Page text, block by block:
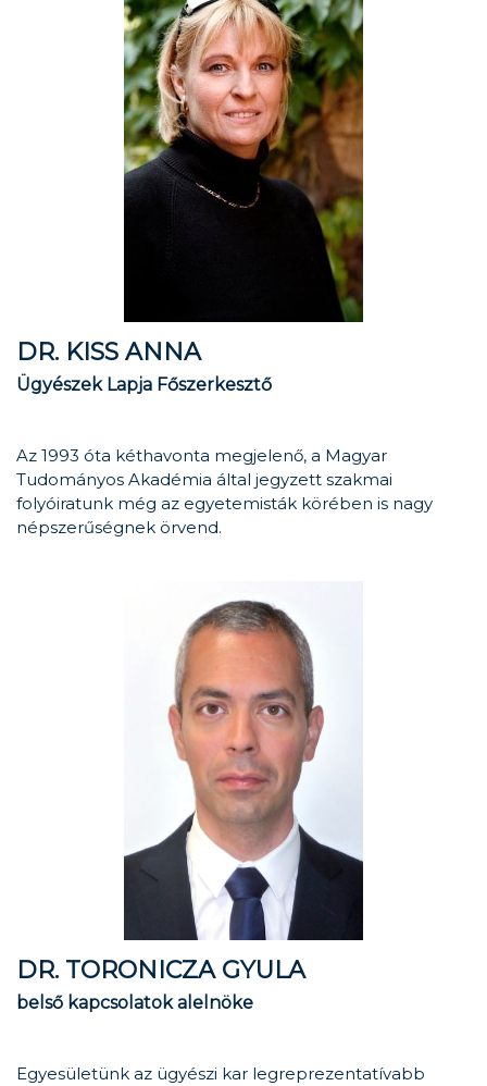
DR. KISS ANNA
Ügyészek Lapja Főszerkesztő
Az 1993 óta kéthavonta megjelenő, a Magyar
Tudományos Akadémia által jegyzett szakmai
folyóiratunk még az egyetemisták körében is nagy
népszerűségnek örvend.
DR. TORONICZA GYULA
belső kapcsolatok alelnöke
Egyesületünk az ügyészi kar legreprezentatívabb